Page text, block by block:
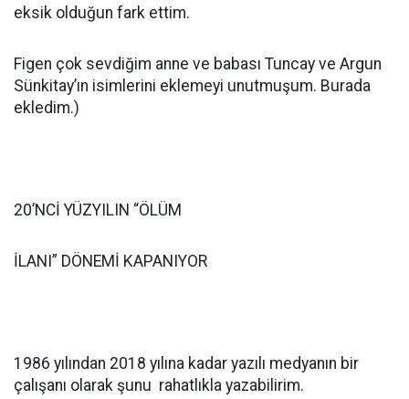
eksik olduğun fark ettim.
Figen çok sevdiğim anne ve babası Tuncay ve Argun
Sünkitay’ın isimlerini eklemeyi unutmuşum. Burada
ekledim.)
20’NCİ YÜZYILIN “ÖLÜM
İLANI” DÖNEMİ KAPANIYOR
1986 yılından 2018 yılına kadar yazılı medyanın bir
çalışanı olarak şunu rahatlıkla yazabilirim.